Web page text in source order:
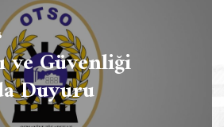
ve Güvenliği
Duyuru